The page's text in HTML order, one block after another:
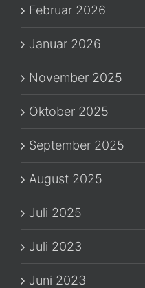
Februar 2026
Januar 2026
November 2025
Oktober 2025
September 2025
August 2025
Juli 2025
Juli 2023
Juni 2023